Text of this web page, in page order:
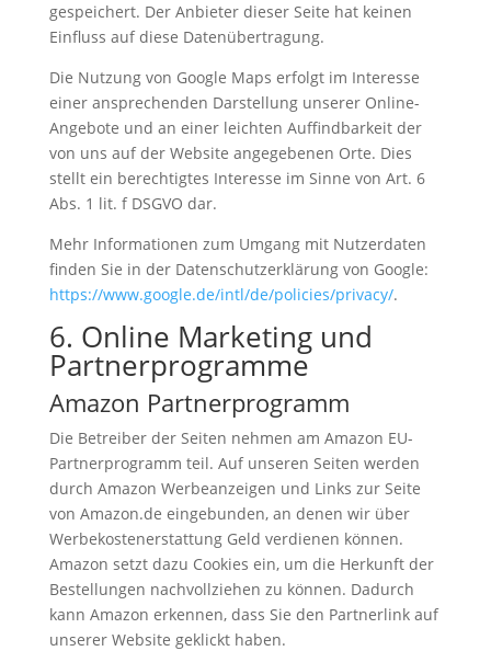
gespeichert. Der Anbieter dieser Seite hat keinen
Einfluss auf diese Datenübertragung.
Die Nutzung von Google Maps erfolgt im Interesse
einer ansprechenden Darstellung unserer Online-
Angebote und an einer leichten Auffindbarkeit der
von uns auf der Website angegebenen Orte. Dies
stellt ein berechtigtes Interesse im Sinne von Art. 6
Abs. 1 lit. f DSGVO dar.
Mehr Informationen zum Umgang mit Nutzerdaten
finden Sie in der Datenschutzerklärung von Google:
https://www.google.de/intl/de/policies/privacy/.
6. Online Marketing und
Partnerprogramme
Amazon Partnerprogramm
Die Betreiber der Seiten nehmen am Amazon EU-
Partnerprogramm teil. Auf unseren Seiten werden
durch Amazon Werbeanzeigen und Links zur Seite
von Amazon.de eingebunden, an denen wir über
Werbekostenerstattung Geld verdienen können.
Amazon setzt dazu Cookies ein, um die Herkunft der
Bestellungen nachvollziehen zu können. Dadurch
kann Amazon erkennen, dass Sie den Partnerlink auf
unserer Website geklickt haben.